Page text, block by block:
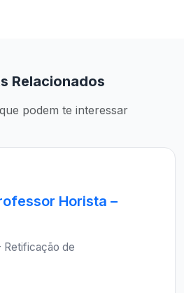
Relacionados
podem te interessar
Horista –
Retificação de